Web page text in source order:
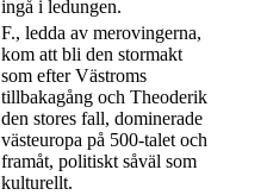
ingå i ledungen.
F., ledda av merovingerna,
kom att bli den stormakt
som efter Västroms
tillbakagång och Theoderik
den stores fall, dominerade
västeuropa på 500-talet och
framåt, politiskt såväl som
kulturellt.